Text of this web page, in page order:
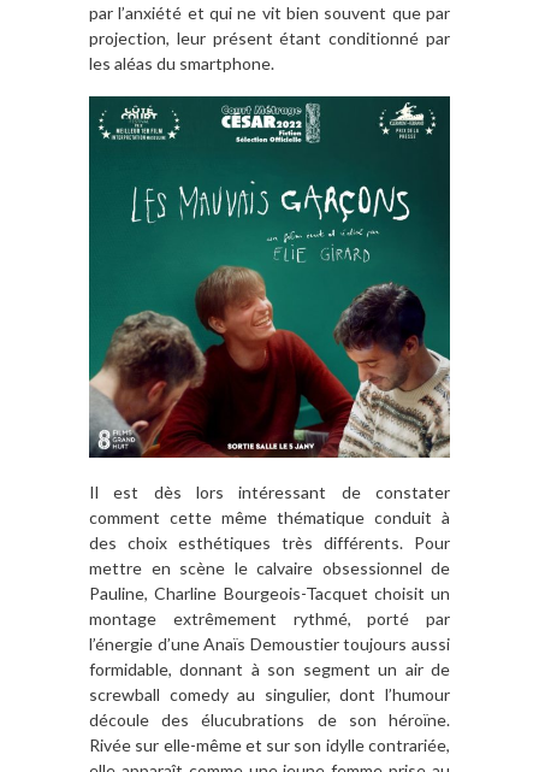
par l’anxiété et qui ne vit bien souvent que par
projection, leur présent étant conditionné par
les aléas du smartphone.
Il est dès lors intéressant de constater
comment cette même thématique conduit à
des choix esthétiques très différents. Pour
mettre en scène le calvaire obsessionnel de
Pauline, Charline Bourgeois-Tacquet choisit un
montage extrêmement rythmé, porté par
l’énergie d’une Anaïs Demoustier toujours aussi
formidable, donnant à son segment un air de
screwball comedy au singulier, dont l’humour
découle des élucubrations de son héroïne.
Rivée sur elle-même et sur son idylle contrariée,